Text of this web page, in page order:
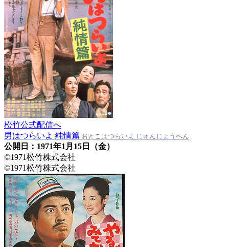
松竹公式配信へ
男はつらいよ 純情篇 おとこはつらいよ じゅんじょうへん
公開日：1971年1月15日（金）
©1971松竹株式会社
©1971松竹株式会社